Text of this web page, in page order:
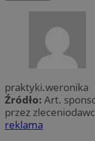
praktyki.weronika
Źródło: Art.
przez
reklama